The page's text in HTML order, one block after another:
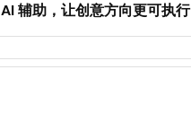
AI 辅助，让创意方向更可执行